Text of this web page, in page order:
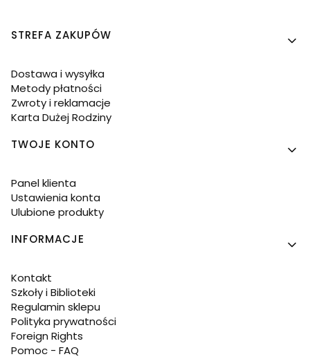
Linki w stopce
STREFA ZAKUPÓW
Dostawa i wysyłka
Metody płatności
Zwroty i reklamacje
Karta Dużej Rodziny
TWOJE KONTO
Panel klienta
Ustawienia konta
Ulubione produkty
INFORMACJE
Kontakt
Szkoły i Biblioteki
Regulamin sklepu
Polityka prywatności
Foreign Rights
Pomoc - FAQ